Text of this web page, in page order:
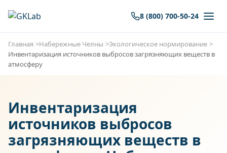
8 (800) 700-50-24
Главная Набережные Челны
Экологическое нормирование
Инвентаризация источников выбросов загрязняющих веществ в
атмосферу
Инвентаризация
источников выбросов
загрязняющих веществ в